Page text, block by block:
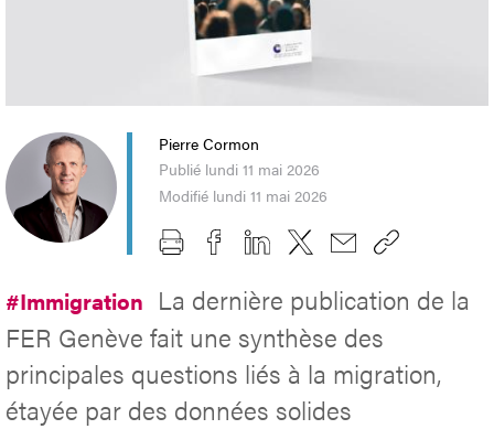
Pierre Cormon
Publié lundi 11 mai 2026
Modifié lundi 11 mai 2026
#Immigration La dernière publication de la
FER Genève fait une synthèse des
principales questions liés à la migration,
étayée par des données solides